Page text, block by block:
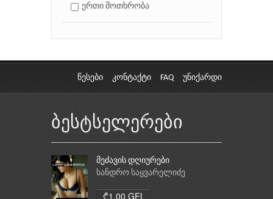
ერთი მოთხრობა
წესები კონტაქტი FAQ უნიქარდი
ბესტსელერები
მეძავის დღიურები
სანდრო საყვარელიძე
₾1.00 GEL